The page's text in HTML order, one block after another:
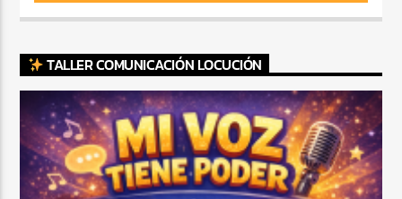
TALLER COMUNICACIÓN LOCUCIÓN